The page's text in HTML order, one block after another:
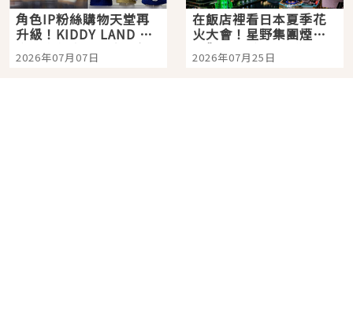
角色IP粉絲購物天堂再
升級！KIDDY LAND 原
宿店吉伊卡哇迎客，新
開幕 OMOKADO 店3分
2026年07月07日
在飯店裡看日本夏季花
火大會！星野集團煙火
景觀飯店6選，讓你不用
人擠人悠閒欣賞
2026年07月25日